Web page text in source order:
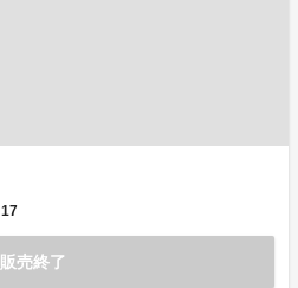
17
販売終了